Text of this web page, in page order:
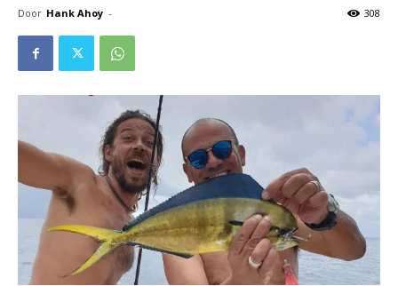
Door Hank Ahoy - 308